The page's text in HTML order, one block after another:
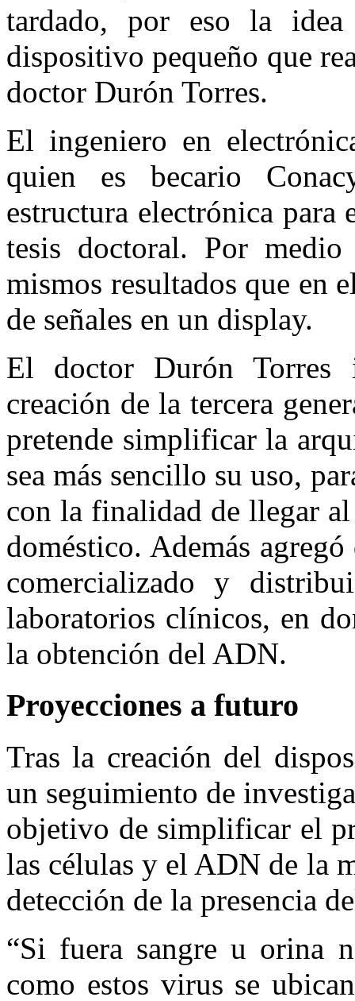
tardado, por eso la
dispositivo pequeño que
doctor Durón Torres.
El ingeniero en
quien es becario
estructura electrónica para
tesis doctoral. Por
mismos resultados que en
de señales en un display.
El doctor Durón Torres
creación de la tercera
pretende simplificar la
sea más sencillo su uso,
con la finalidad de llegar
doméstico. Además
comercializado y
laboratorios clínicos, en
la obtención del ADN.
Proyecciones a futuro
Tras la creación del
un seguimiento de
objetivo de simplificar el
las células y el ADN de la
detección de la presencia
“Si fuera sangre u orina
como estos virus se